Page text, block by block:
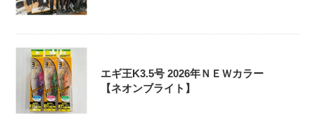
エギ王K3.5号 2026年ＮＥＷカラー
【ネオンブライト】